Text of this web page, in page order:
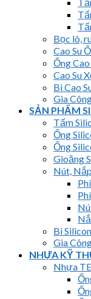
Bọc lô,
Cao Su
Ống Cao
Cao Su
Bi Cao
Gia
SẢN PHẨM
Tấm
Ống
Ống
Gioăng
Nút,
Bi
Gia
NHỰA KỸ
Nhựa